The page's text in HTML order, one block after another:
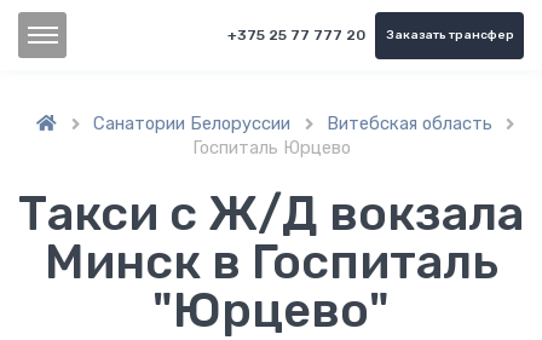
+375 25 77 777 20 Заказать трансфер
 Санатории Белоруссии  Витебская область 
Госпиталь Юрцево
Такси с Ж/Д вокзала
Минск в Госпиталь
"Юрцево"